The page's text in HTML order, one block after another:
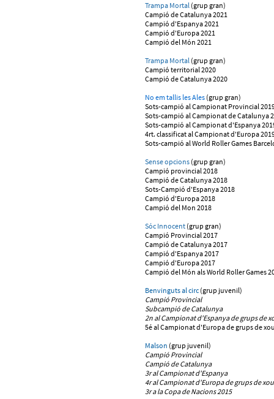
Trampa Mortal(grup gran)
Campió de Catalunya 2021
Campió d'Espanya 2021
Campió d'Europa 2021
Campió del Món 2021
Trampa Mortal(grup gran)
Campió territorial 2020
Campió de Catalunya 2020
No em tallis les Ales (grup gran)
Sots-campió al Campionat Provincial
Sots-campió al Campionat de Catalunya
Sots-campió al Campionat d'Espanya
4rt. classificat al Campionat d'Europa
Sots-campió al World Roller Games
Sense opcions(grup gran)
Campió provincial 2018
Campió de Catalunya 2018
Sots-Campió d'Espanya 2018
Campió d'Europa 2018
Campió del Mon 2018
Sóc Innocent(grup gran)
Campió Provincial 2017
Campió de Catalunya 2017
Campió d'Espanya 2017
Campió d'Europa 2017
Campió del Món als World Roller Games
Benvinguts al circ(grup juvenil)
Campió Provincial
Subcampió de Catalunya
2n al Campionat d'Espanya de grups de
5é al Campionat d'Europa de grups de
Malson (grup juvenil)
Campió Provincial
Campió de Catalunya
3r al Campionat d'Espanya
4r al Campionat d'Europade grups de
3r a la Copa de Nacions 2015